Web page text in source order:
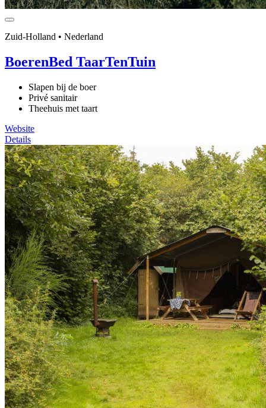
Zuid-Holland • Nederland
BoerenBed TaarTenTuin
Slapen bij de boer
Privé sanitair
Theehuis met taart
Website
Details